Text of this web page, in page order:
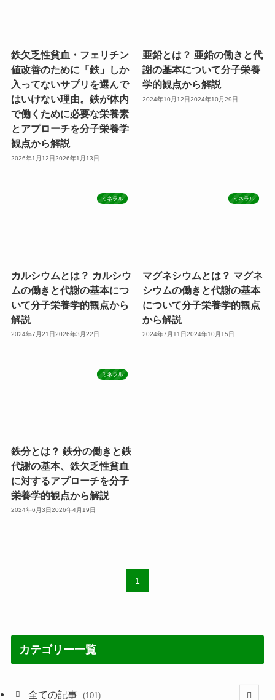
鉄欠乏性貧血・フェリチン
値改善のために「鉄」しか
入ってないサプリを選んで
はいけない理由。鉄が体内
で働くために必要な栄養素
とアプローチを分子栄養学
観点から解説
2026年1月12日2026年1月13日
亜鉛とは？ 亜鉛の働きと代
謝の基本について分子栄養
学的観点から解説
2024年10月12日2024年10月29日
ミネラル
カルシウムとは？ カルシウ
ムの働きと代謝の基本につ
いて分子栄養学的観点から
解説
2024年7月21日2026年3月22日
ミネラル
マグネシウムとは？ マグネ
シウムの働きと代謝の基本
について分子栄養学的観点
から解説
2024年7月11日2024年10月15日
ミネラル
鉄分とは？ 鉄分の働きと鉄
代謝の基本、鉄欠乏性貧血
に対するアプローチを分子
栄養学的観点から解説
2024年6月3日2026年4月19日
1
カテゴリー一覧
全ての記事 (101)